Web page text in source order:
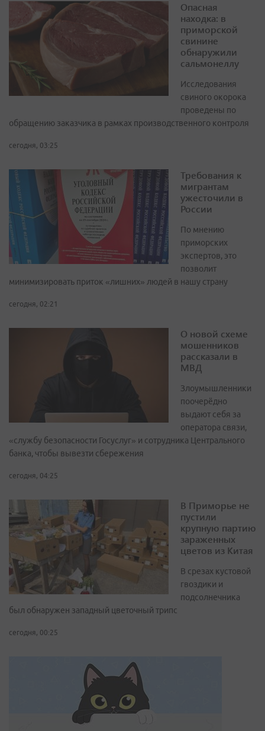
Опасная
находка: в
приморской
свинине
обнаружили
сальмонеллу
Исследования
свиного окорока
проведены по
обращению заказчика в рамках производственного контроля
сегодня, 03:25
Требования к
мигрантам
ужесточили в
России
По мнению
приморских
экспертов, это
позволит
минимизировать приток «лишних» людей в нашу страну
сегодня, 02:21
О новой схеме
мошенников
рассказали в
МВД
Злоумышленники
поочерёдно
выдают себя за
оператора связи,
«службу безопасности Госуслуг» и сотрудника Центрального
банка, чтобы вывезти сбережения
сегодня, 04:25
В Приморье не
пустили
крупную партию
зараженных
цветов из Китая
В срезах кустовой
гвоздики и
подсолнечника
был обнаружен западный цветочный трипс
сегодня, 00:25